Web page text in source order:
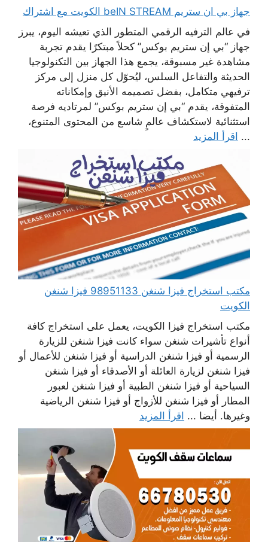
جهاز بي ان ستريم beIN STREAM الكويت مع اشتراك
في عالم الترفيه الرقمي المتطور الذي تعيشه اليوم، يبرز
جهاز “بي إن ستريم بوكس” كحلاً مبتكرًا يقدم تجربة
مشاهدة غير مسبوقة، يجمع هذا الجهاز بين التكنولوجيا
الحديثة والتفاعل السلس، ليُحوّل كل منزل إلى مركز
ترفيهي متكامل، بفضل تصميمه الأنيق وإمكاناته
المتفوقة، يقدم “بي إن ستريم بوكس” لمرتاديه فرصة
استثنائية لاستكشاف عالمٍ شاسع من المحتوى المتنوع،
... اقرأ المزيد
مكتب استخراج فيزا شنغن 98951133 فيزا شنغن
الكويت
مكتب استخراج فيزا الكويت، يعمل على استخراج كافة
أنواع تأشيرات شنغن سواء كانت فيزا شنغن للزيارة
الرسمية أو فيزا شنغن الدراسية أو فيزا شنغن للأعمال أو
فيزا شنغن لزيارة العائلة أو الأصدقاء أو فيزا شنغن
السياحية أو فيزا شنغن الطبية أو فيزا شنغن لعبور
المطار أو فيزا شنغن للأزواج أو فيزا شنغن الرياضية
وغيرها. أيضا ... اقرأ المزيد